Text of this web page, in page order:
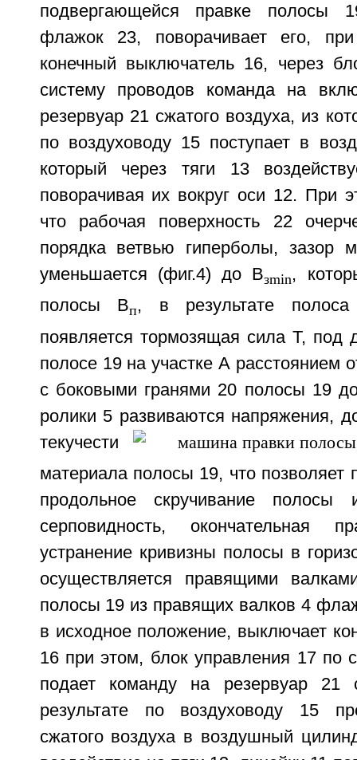
подвергающейся правке полосы
флажок 23, поворачивает его,
конечный выключатель 16, через
систему проводов команда на
резервуар 21 сжатого воздуха, из
по воздуховоду 15 поступает в
который через тяги 13
поворачивая их вокруг оси 12. При
что рабочая поверхность 22
порядка ветвью гиперболы, зазор
уменьшается (фиг.4) до Взmin,
полосы Вп, в результате
появляется тормозящая сила Т, под
полосе 19 на участке А расстоянием
с боковыми гранями 20 полосы 19
ролики 5 развиваются напряжения,
текучести
материала полосы 19, что позволяет
продольное скручивание полосы
серповидность, окончательная
устранение кривизны полосы в
осуществляется правящими
полосы 19 из правящих валков 4
в исходное положение, выключает
16 при этом, блок управления 17 по
подает команду на резервуар 21
результате по воздуховоду 15
сжатого воздуха в воздушный